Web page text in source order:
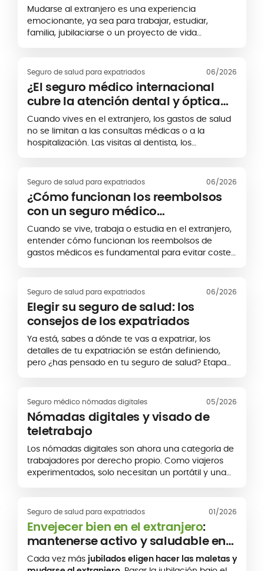
Mudarse al extranjero es una experiencia
emocionante, ya sea para trabajar, estudiar,
familia, jubilaciarse o un proyecto de vida
diferente, con reglas, costes y condiciones de
acceso que pueden variar mucho de un destino a
otro.
Seguro de salud para expatriados 06/2026
¿El seguro médico internacional
cubre la atención dental y óptica
en el extranjero?
Cuando vives en el extranjero, los gastos de salud
no se limitan a las consultas médicas o a la
hospitalización. Las visitas al dentista, los
un presupuesto importante, especialmente en
países donde la atención privada es cara.
Seguro de salud para expatriados 06/2026
¿Cómo funcionan los reembolsos
con un seguro médico
internacional?
Cuando se vive, trabaja o estudia en el extranjero,
entender cómo funcionan los reembolsos de
gastos médicos es fundamental para evitar costes
contratado, es posible que tengas que pagar los
gastos por adelantado y solicitar el reembolso
después, o beneficiarte del pago directo en
determinados centros sanitarios. Así funcionan
generalmente los reembolsos con un seguro
médico internacional.
Seguro de salud para expatriados 06/2026
Elegir su seguro de salud: los
consejos de los expatriados
Ya está, sabes a dónde te vas a expatriar, los
detalles de tu expatriación se están definiendo,
pero ¿has pensado en tu seguro de salud? Etapa
de manera más tranquila en caso de imprevistos.
Seguro médico nómadas digitales 05/2026
Nómadas digitales y visado de
teletrabajo
Los nómadas digitales son ahora una categoría de
trabajadores por derecho propio. Como viajeros
experimentados, solo necesitan un portátil y una
Seguro de salud para expatriados 01/2026
Envejecer bien en el extranjero:
mantenerse activo y saludable en
la expatriación
Cada vez más jubilados eligen hacer las maletas y